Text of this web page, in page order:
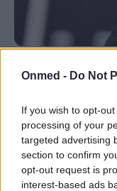
Onmed - Do Not
If you wish to opt-
processing of your
targeted advertising
section to confirm
opt-out request is
interest-based ads
Μουστάκι:
Η τριχοφυΐα στους
αρρενωπότητας
τους.